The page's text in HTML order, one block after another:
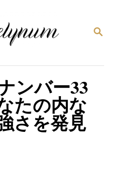
検
ンバー33
たの内な
さを発見